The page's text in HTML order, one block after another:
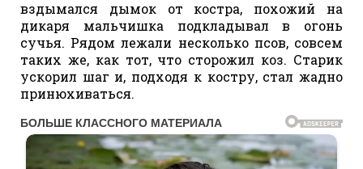
вздымался дымок от костра, похожий на
дикаря мальчишка подкладывал в огонь
сучья. Рядом лежали несколько псов, совсем
таких же, как тот, что сторожил коз. Старик
ускорил шаг и, подходя к костру, стал жадно
принюхиваться.